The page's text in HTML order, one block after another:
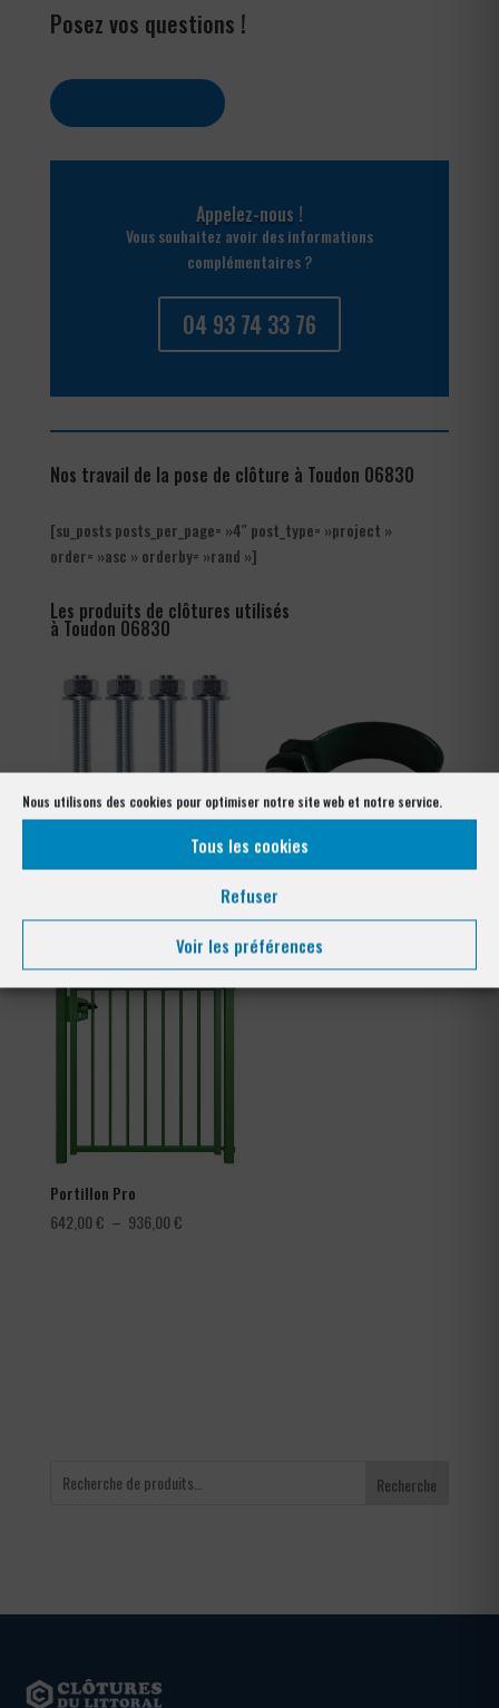
Nous utilisons des cookies pour optimiser notre site web et notre service.
Tous les cookies
Refuser
Voir les préférences
Posez vos questions !
Appelez-nous !
Vous souhaitez avoir des informations
complémentaires ?
04 93 74 33 76
Nos travail de la pose de clôture à Toudon 06830
[su_posts posts_per_page= »4″ post_type= »project »
order= »asc » orderby= »rand »]
Les produits de clôtures utilisés
à Toudon 06830
3,60€–4,56€Plage
prix :
3,60 €
Collier de serrage clôture
tennis
Portillon Pro
642,00€ – 936,00€Plage
Recherche